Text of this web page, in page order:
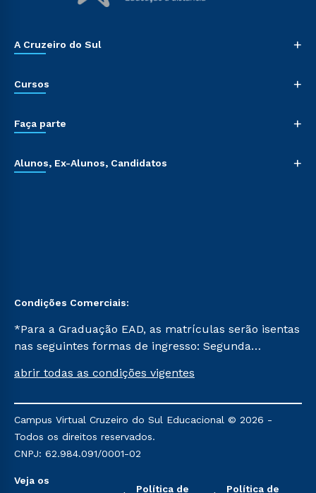
A Cruzeiro do Sul +
Cursos +
Faça parte +
Alunos, Ex-Alunos, Candidatos +
Condições Comerciais:
*Para a Graduação EAD, as matrículas serão isentas
nas seguintes formas de ingresso: Segunda
Já para as demais, a taxa de matrícula será de R$
mencionadas são referentes aos cursos: Ensino
Religioso, Geografia para a Docência e Metodologia
do Ensino de História: Questões Atuais.
abrir todas as condições vigentes
Campus Virtual Cruzeiro do Sul Educacional © 2026 -
Todos os direitos reservados.
CNPJ: 62.984.091/0001-02
Veja os
Política de Política de